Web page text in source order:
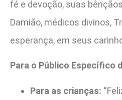
fé e devoção, suas
Damião, médicos divinos,
esperança, em seus
Para o Público Específico
Para as crianças: